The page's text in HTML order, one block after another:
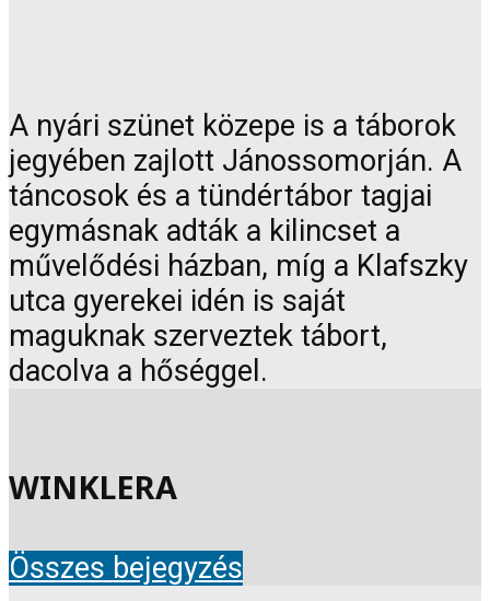
A nyári szünet közepe is a táborok
jegyében zajlott Jánossomorján. A
táncosok és a tündértábor tagjai
egymásnak adták a kilincset a
művelődési házban, míg a Klafszky
utca gyerekei idén is saját
maguknak szerveztek tábort,
dacolva a hőséggel.
WINKLERA
Összes bejegyzés